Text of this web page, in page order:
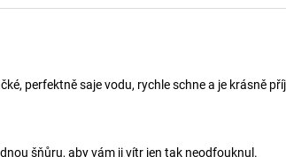
perfektně saje vodu, rychle schne a je krásně
šňůru, aby vám ji vítr jen tak neodfouknul.